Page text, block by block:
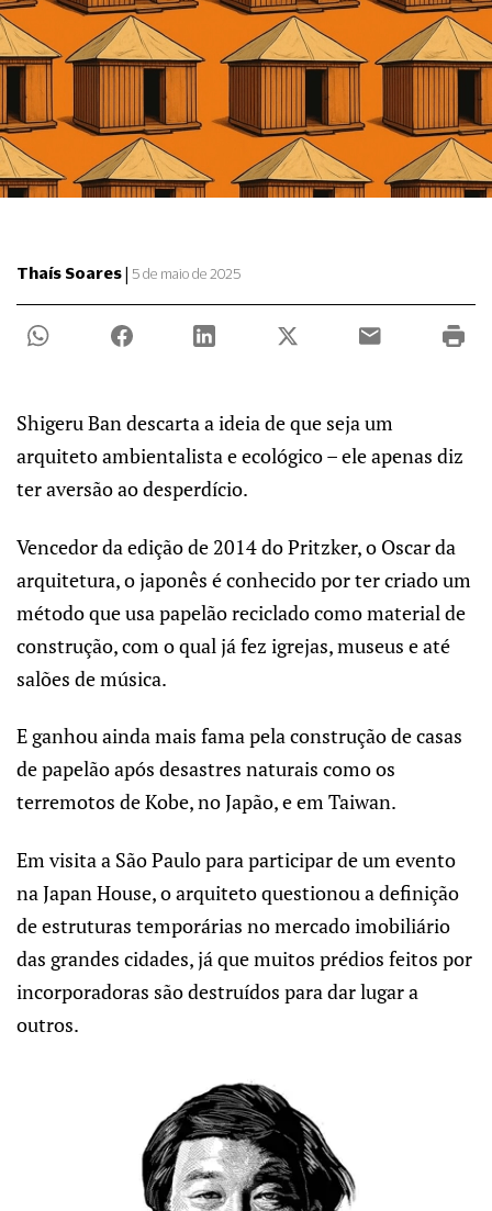
Thaís Soares| 5 de maio de 2025
Shigeru Ban descarta a ideia de que seja um
arquiteto ambientalista e ecológico – ele apenas diz
ter aversão ao desperdício.
Vencedor da edição de 2014 do Pritzker, o Oscar da
arquitetura, o japonês é conhecido por ter criado um
método que usa papelão reciclado como material de
construção, com o qual já fez igrejas, museus e até
salões de música.
E ganhou ainda mais fama pela construção de casas
de papelão após desastres naturais como os
terremotos de Kobe, no Japão, e em Taiwan.
Em visita a São Paulo para participar de um evento
na Japan House, o arquiteto questionou a definição
de estruturas temporárias no mercado imobiliário
das grandes cidades, já que muitos prédios feitos por
incorporadoras são destruídos para dar lugar a
outros.